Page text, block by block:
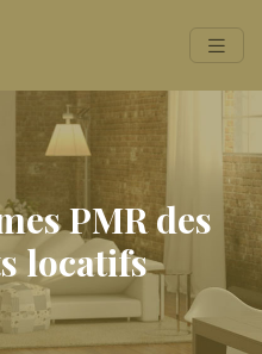
PMR des
locatifs